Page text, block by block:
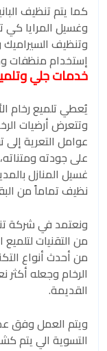
كما يتم تنظيف
وغسيل المرايا
وتنظيف
إستخدام منظفات
خدمات جلي
يُعطي تلميع رخام
وتتعرض أرضيات
عوامل التعرية
على جودته
غسيل المنازل
نظيف تماماً من
ونعتمد في شركة
من التقنيات
من أحدث أنواع
الرخام وجعله
القديمة.
ويتم العمل وفق
التسوية الي يتم